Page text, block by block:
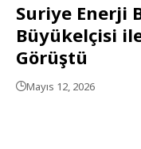
Suriye Enerji
Büyükelçisi
Görüştü
Mayıs 12, 2026